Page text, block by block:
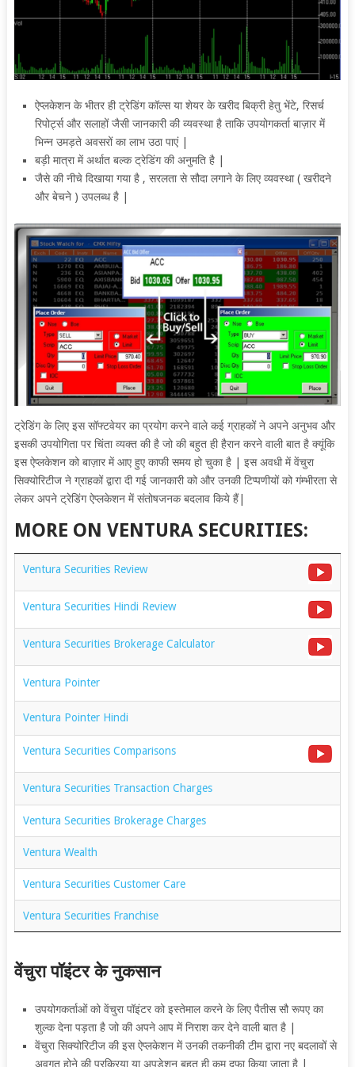
ऐप्लकेशन के भीतर ही ट्रेडिंग कॉल्स या शेयर के खरीद बिक्री हेतुभेंटे, रिसर्च
रिपोर्ट्स और सलाहों जैसी जानकारी की व्यवस्था है ताकि उपयोगकर्ता बाज़ार में
भिन्न उमड़ते अवसरों का लाभ उठा पाएं |
बड़ी मात्रा में अर्थात बल्क ट्रेडिंग की अनुमति है |
जैसे की नीचे दिखाया गया है , सरलता से सौदा लगाने के लिए व्यवस्था ( खरीदने
और बेचने ) उपलब्ध है |
ट्रेडिंग के लिए इस सॉफ्टवेयर का प्रयोग करने वाले कई ग्राहकों ने अपने अनुभव और
इसकी उपयोगिता पर चिंता व्यक्त की है जो की बहुत ही हैरान करने वाली बात है क्यूंकि
इसऐप्लकेशन को बाज़ार में आए हुए काफी समय हो चुका है | इस अवधी में वेंचुरा
सिक्योरिटीज ने ग्राहकों द्वारा दी गई जानकारी को और उनकी टिप्पणीयों को गंम्भीरता से
लेकर अपने ट्रेडिंग ऐप्लकेशन में संतोषजनक बदलाव किये हैं|
MORE ON VENTURA SECURITIES:
Ventura Securities Review
Ventura Securities Hindi Review
Ventura Securities Brokerage Calculator
Ventura Pointer
Ventura Pointer Hindi
Ventura Securities Comparisons
Ventura Securities Transaction Charges
Ventura Securities Brokerage Charges
Ventura Wealth
Ventura Securities Customer Care
Ventura Securities Franchise
वेंचुरा पॉइंटर के नुकसान
उपयोगकर्ताओं को वेंचुरा पॉइंटर को इस्तेमाल करने के लिए पैतीस सौ रूपए का
शुल्क देना पड़ता है जो की अपने आप में निराश कर देने वाली बात है |
वेंचुरा सिक्योरिटीज की इसऐप्लकेशन मेंउनकी तकनीकी टीम द्वारा नए बदलावों से
अवगत होने की प्रक्रिया या अपडेशन बहुत ही कम दफा किया जाता है |